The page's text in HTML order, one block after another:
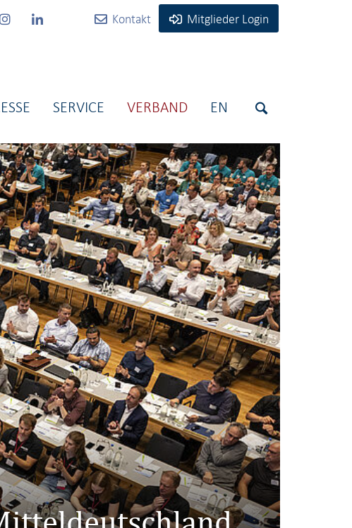
Kontakt Mitglieder Login
SERVICE VERBAND EN